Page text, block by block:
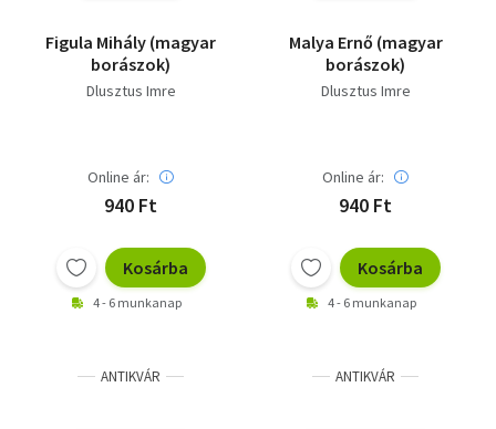
Figula Mihály (magyar
borászok)
Dlusztus Imre
Online ár:
940 Ft
Kosárba
4 - 6 munkanap
Malya Ernő (magyar
borászok)
Dlusztus Imre
Online ár:
940 Ft
Kosárba
4 - 6 munkanap
ANTIKVÁR ANTIKVÁR